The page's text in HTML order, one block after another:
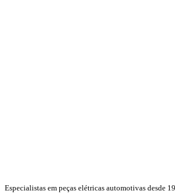
Especialistas em peças elétricas automotivas desde